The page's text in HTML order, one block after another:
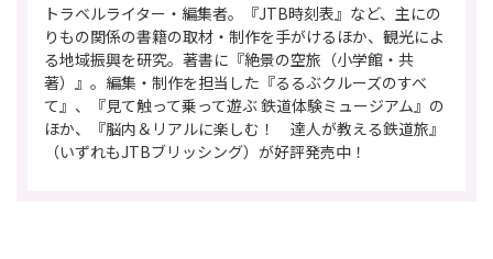
トラベルライター・編集者。『JTB時刻表』など、主にの
りもの関係の書籍の取材・制作を手がけるほか、観光によ
る地域振興を研究。著書に『絶景の空旅（小学館・共
著）』。編集・制作を担当した『るるぶクルーズのすべ
て』、『見て触って乗って遊ぶ 鉄道体験ミュージアム』の
ほか、『脳内＆リアルに楽しむ！ 達人が教える鉄道旅』
（いずれもJTBブリッシング）が好評発売中！